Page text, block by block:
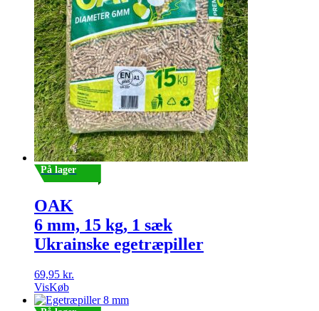
På lager
OAK
6 mm, 15 kg, 1 sæk
Ukrainske egetræpiller
69,95 kr.
VisKøb